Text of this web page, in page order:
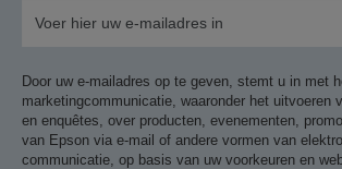
Door uw e-mailadres op te geven, stemt u in met
marketingcommunicatie, waaronder het uitvoeren
en enquêtes, over producten, evenementen,
van Epson via e-mail of andere vormen van
communicatie, op basis van uw voorkeuren en